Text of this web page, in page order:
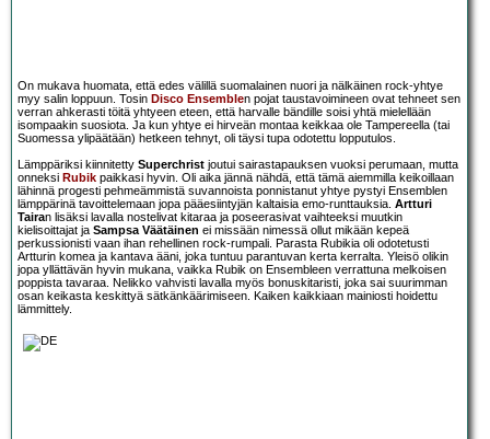
On mukava huomata, että edes välillä suomalainen nuori ja nälkäinen rock-yhtye
myy salin loppuun. Tosin Disco Ensemblen pojat taustavoimineen ovat tehneet sen
verran ahkerasti töitä yhtyeen eteen, että harvalle bändille soisi yhtä mielellään
isompaakin suosiota. Ja kun yhtye ei hirveän montaa keikkaa ole Tampereella (tai
Suomessa ylipäätään) hetkeen tehnyt, oli täysi tupa odotettu lopputulos.
Lämppäriksi kiinnitetty Superchrist joutui sairastapauksen vuoksi perumaan, mutta
onneksi Rubik paikkasi hyvin. Oli aika jännä nähdä, että tämä aiemmilla keikoillaan
lähinnä progesti pehmeämmistä suvannoista ponnistanut yhtye pystyi Ensemblen
lämppärinä tavoittelemaan jopa pääesiintyjän kaltaisia emo-runttauksia. Artturi
Tairan lisäksi lavalla nostelivat kitaraa ja poseerasivat vaihteeksi muutkin
kielisoittajat ja Sampsa Väätäinen ei missään nimessä ollut mikään kepeä
perkussionisti vaan ihan rehellinen rock-rumpali. Parasta Rubikia oli odotetusti
Artturin komea ja kantava ääni, joka tuntuu parantuvan kerta kerralta. Yleisö olikin
jopa yllättävän hyvin mukana, vaikka Rubik on Ensembleen verrattuna melkoisen
poppista tavaraa. Nelikko vahvisti lavalla myös bonuskitaristi, joka sai suurimman
osan keikasta keskittyä sätkänkäärimiseen. Kaiken kaikkiaan mainiosti hoidettu
lämmittely.